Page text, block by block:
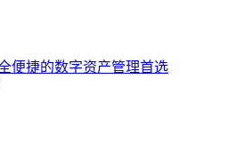
便捷的数字资产管理首选